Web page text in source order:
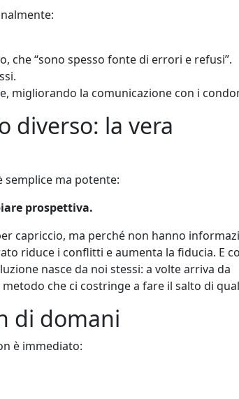
che “sono spesso fonte di errori e refusi”.
migliorando la comunicazione con i
diverso: la vera
semplice ma potente:
prospettiva.
capriccio, ma perché non hanno
riduce i conflitti e aumenta la fiducia. E
nasce da noi stessi: a volte arriva da
che ci costringe a fare il salto di
di domani
è immediato: